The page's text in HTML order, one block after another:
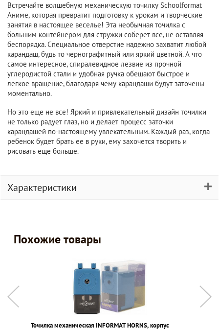
Встречайте волшебную механическую точилку Schoolformat
Аниме, которая превратит подготовку к урокам и творческие
занятия в настоящее веселье! Эта необычная точилка с
большим контейнером для стружки соберет все, не оставляя
беспорядка. Специальное отверстие надежно захватит любой
карандаш, будь то чернографитный или яркий цветной. А что
самое интересное, спиралевидное лезвие из прочной
углеродистой стали и удобная ручка обещают быстрое и
легкое вращение, благодаря чему карандаши будут заточены
моментально.
Но это еще не все! Яркий и привлекательный дизайн точилки
не только радует глаз, но и делает процесс заточки
карандашей по-настоящему увлекательным. Каждый раз, когда
ребенок будет брать ее в руки, ему захочется творить и
рисовать еще больше.
Характеристики
Похожие товары
Точилка механическая INFORMAT HORNS, корпус